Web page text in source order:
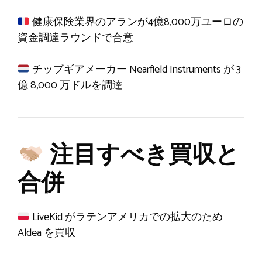
健康保険業界のアランが4億8,000万ユーロの
資金調達ラウンドで合意
チップギアメーカー Nearfield Instruments が 3
億 8,000 万ドルを調達
注目すべき買収と
合併
LiveKid がラテンアメリカでの拡大のため
Aldea を買収